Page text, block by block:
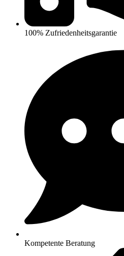
100% Zufriedenheitsgarantie
Kompetente Beratung